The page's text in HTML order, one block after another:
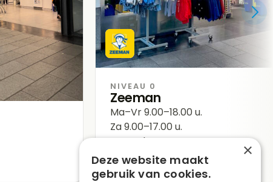
NIVEAU 0
Zeeman
Ma–Vr9.00–18.00 u.
Za9.00–17.00 u.
ZoGesloten ×
Deze website maakt
gebruik van cookies.